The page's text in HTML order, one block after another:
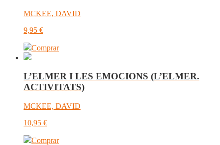
MCKEE, DAVID
9,95 €
Comprar
L’ELMER I LES EMOCIONS (L’ELMER.
ACTIVITATS)
MCKEE, DAVID
10,95 €
Comprar